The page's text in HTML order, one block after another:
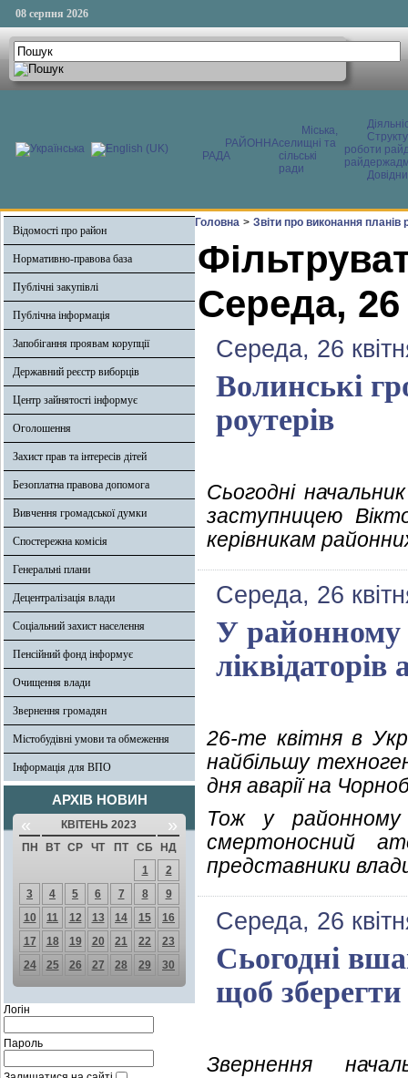
08 серпня 2026
РАЙОННА
РАДА
Міська,
селищні та
сільські
ради
роботи
Відомості про район
Нормативно-правова база
Публічні закупівлі
Публічна інформація
Запобігання проявам корупції
Державний реєстр виборців
Центр зайнятості інформує
Оголошення
Захист прав та інтересів дітей
Безоплатна правова допомога
Вивчення громадської думки
Спостережна комісія
Генеральні плани
Децентралізація влади
Соціальний захист населення
Пенсійний фонд інформує
Очищення влади
Звернення громадян
Містобудівні умови та обмеження
Інформація для ВПО
АРХІВ НОВИН
« КВІТЕНЬ 2023 »
ПН ВТ СР ЧТ ПТ СБ
НД
1
2
3
4 5 6 7 8
9
10
11 12 13 14 15
16
17
18 19 20 21 22
23
24
25 26 27 28 29 30
Логін
Пароль
Головна > Звіти про виконання планів
Середа, 26
Середа, 26
Волинські
роутерів
Сьогодні
заступницею
керівникам
Середа, 26
У районному
26-те квітня в
найбільшу
дня аварії на
Тож у
смертоносний
представники
Середа, 26
Сьогодні
щоб
Звернення